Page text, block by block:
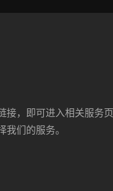
接，即可进入相关服务页
我们的服务。